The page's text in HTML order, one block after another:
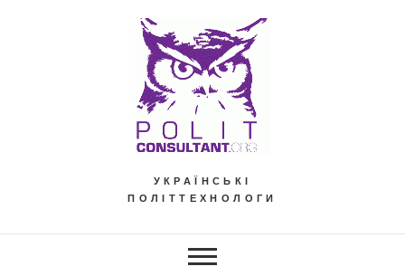
УКРАЇНСЬКІ
ПОЛІТТЕХНОЛОГИ